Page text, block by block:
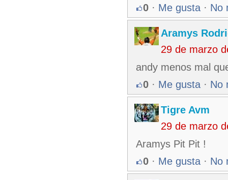
0 · Me gusta · No
Aramys
29 de marzo
andy menos mal
0 · Me gusta · No
Tigre Avm
29 de marzo
Aramys Pit Pit !
0 · Me gusta · No